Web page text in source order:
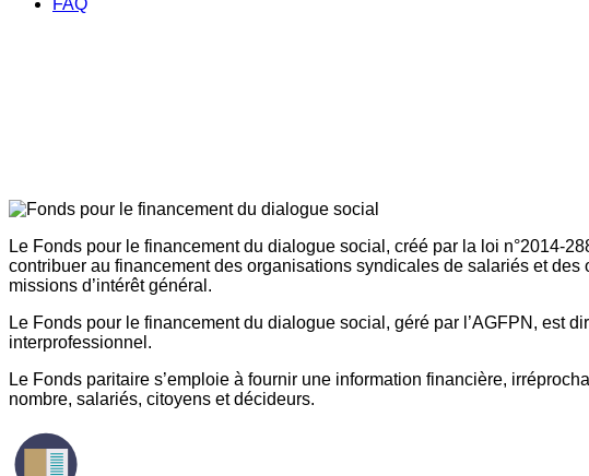
FAQ
Le Fonds pour le financement du dialogue social, créé par la loi n°2014-
contribuer au financement des organisations syndicales de salariés et
missions d’intérêt général.
Le Fonds pour le financement du dialogue social, géré par l’AGFPN, est
interprofessionnel.
Le Fonds paritaire s’emploie à fournir une information financière,
nombre, salariés, citoyens et décideurs.